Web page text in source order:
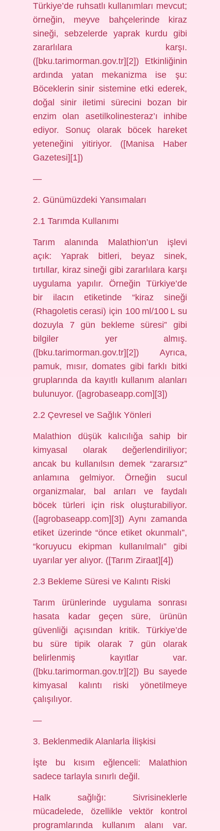
Türkiye’de ruhsatlı kullanımları mevcut;
örneğin, meyve bahçelerinde kiraz
sineği, sebzelerde yaprak kurdu gibi
zararlılara karşı.
([bku.tarimorman.gov.tr][2]) Etkinliğinin
ardında yatan mekanizma ise şu:
Böceklerin sinir sistemine etki ederek,
doğal sinir iletimi sürecini bozan bir
enzim olan asetilkolinesteraz’ı inhibe
ediyor. Sonuç olarak böcek hareket
yeteneğini yitiriyor. ([Manisa Haber
Gazetesi][1])
—
2. Günümüzdeki Yansımaları
2.1 Tarımda Kullanımı
Tarım alanında Malathion’un işlevi
açık: Yaprak bitleri, beyaz sinek,
tırtıllar, kiraz sineği gibi zararlılara karşı
uygulama yapılır. Örneğin Türkiye’de
bir ilacın etiketinde “kiraz sineği
(Rhagoletis cerasi) için 100 ml/100 L su
dozuyla 7 gün bekleme süresi” gibi
bilgiler yer almış.
([bku.tarimorman.gov.tr][2]) Ayrıca,
pamuk, mısır, domates gibi farklı bitki
gruplarında da kayıtlı kullanım alanları
bulunuyor. ([agrobaseapp.com][3])
2.2 Çevresel ve Sağlık Yönleri
Malathion düşük kalıcılığa sahip bir
kimyasal olarak değerlendiriliyor;
ancak bu kullanılsın demek “zararsız”
anlamına gelmiyor. Örneğin sucul
organizmalar, bal arıları ve faydalı
böcek türleri için risk oluşturabiliyor.
([agrobaseapp.com][3]) Aynı zamanda
etiket üzerinde “önce etiket okunmalı”,
“koruyucu ekipman kullanılmalı” gibi
uyarılar yer alıyor. ([Tarım Ziraat][4])
2.3 Bekleme Süresi ve Kalıntı Riski
Tarım ürünlerinde uygulama sonrası
hasata kadar geçen süre, ürünün
güvenliği açısından kritik. Türkiye’de
bu süre tipik olarak 7 gün olarak
belirlenmiş kayıtlar var.
([bku.tarimorman.gov.tr][2]) Bu sayede
kimyasal kalıntı riski yönetilmeye
çalışılıyor.
—
3. Beklenmedik Alanlarla İlişkisi
İşte bu kısım eğlenceli: Malathion
sadece tarlayla sınırlı değil.
Halk sağlığı: Sivrisineklerle
mücadelede, özellikle vektör kontrol
programlarında kullanım alanı var.